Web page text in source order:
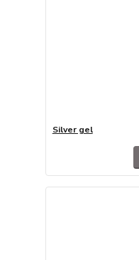
Silver gel